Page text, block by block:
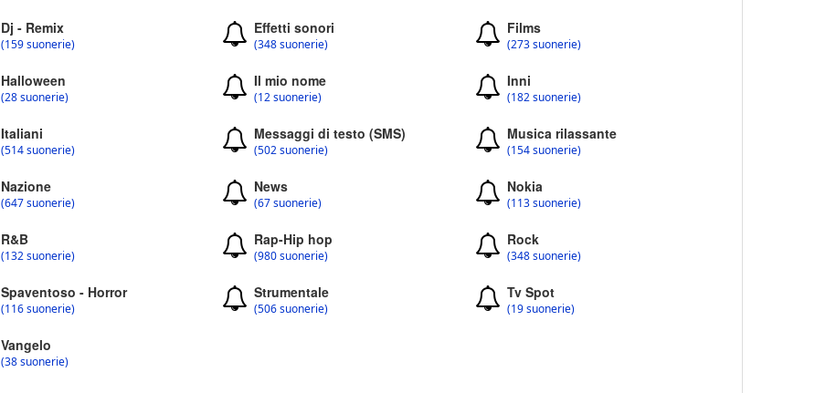
Dj - Remix
(159 suonerie)
Effetti sonori
(348 suonerie)
Films
(273 suonerie)
Halloween
(28 suonerie)
Il mio nome
(12 suonerie)
Inni
(182 suonerie)
Italiani
(514 suonerie)
Messaggi di testo (SMS)
(502 suonerie)
Musica rilassante
(154 suonerie)
Nazione
(647 suonerie)
News
(67 suonerie)
Nokia
(113 suonerie)
R&B
(132 suonerie)
Rap-Hip hop
(980 suonerie)
Rock
(348 suonerie)
Spaventoso - Horror
(116 suonerie)
Strumentale
(506 suonerie)
Tv Spot
(19 suonerie)
Vangelo
(38 suonerie)